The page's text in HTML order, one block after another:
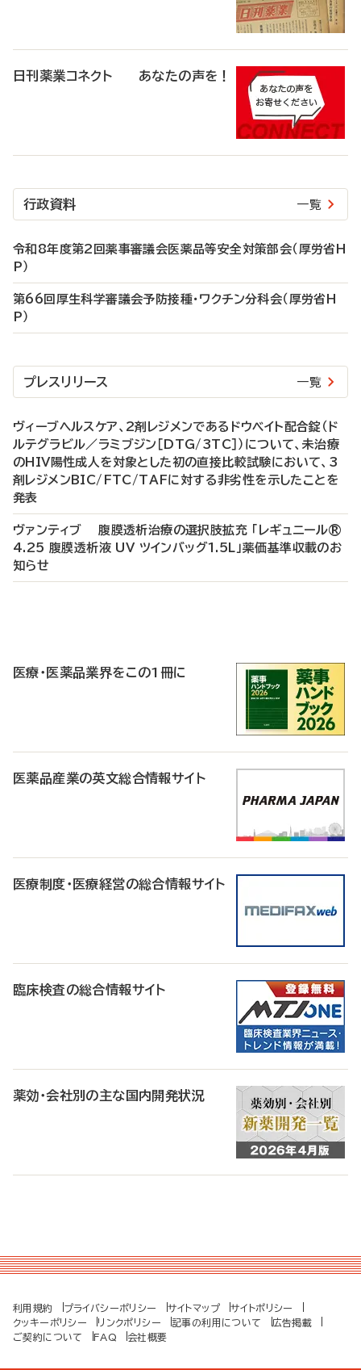
日刊薬業コネクト あなたの声を！
行政資料 一覧
令和8年度第2回薬事審議会医薬品等安全対策部会（厚労省H
P）
第66回厚生科学審議会予防接種・ワクチン分科会（厚労省H
P）
プレスリリース 一覧
ヴィーブヘルスケア、2剤レジメンであるドウベイト配合錠（ド
ルテグラビル／ラミブジン［DTG/3TC］）について、未治療
のHIV陽性成人を対象とした初の直接比較試験において、3
剤レジメンBIC/FTC/TAFに対する非劣性を示したことを
発表
ヴァンティブ 腹膜透析治療の選択肢拡充 「レギュニール®
4.25 腹膜透析液 UV ツインバッグ1.5L」薬価基準収載のお
知らせ
医療・医薬品業界をこの1冊に
医薬品産業の英文総合情報サイト
医療制度・医療経営の総合情報サイト
臨床検査の総合情報サイト
薬効・会社別の主な国内開発状況
利用規約 プライバシーポリシー サイトマップ
サイトポリシー
クッキーポリシー
リンクポリシー 記事の利用について
広告掲載
ご契約について
FAQ 会社概要